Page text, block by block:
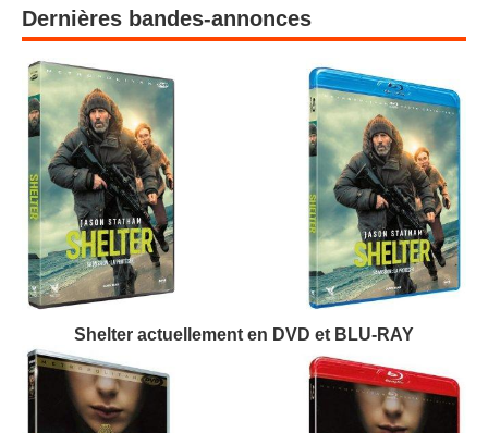
Dernières bandes-annonces
Shelter actuellement en DVD et BLU-RAY